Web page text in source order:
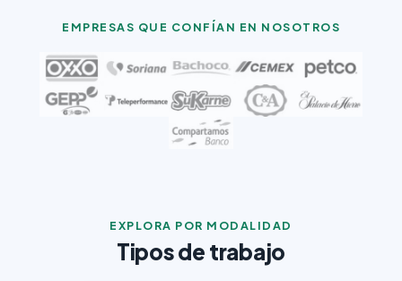
EMPRESAS QUE CONFÍAN EN NOSOTROS
EXPLORA POR MODALIDAD
Tipos de trabajo